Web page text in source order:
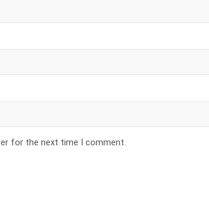
for the next time I comment.